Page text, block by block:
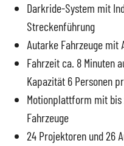
Darkride-System mit
Streckenführung
Autarke Fahrzeuge mit
Fahrzeit ca. 8 Minuten
Kapazität 6 Personen
Motionplattform mit bis
Fahrzeuge
24 Projektoren und 26